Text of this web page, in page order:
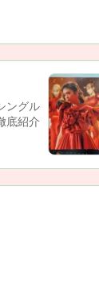
グル
底紹介